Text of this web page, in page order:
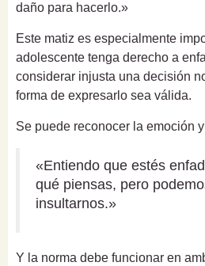
daño para hacerlo.»
Este matiz es especialmente
adolescente tenga derecho a
considerar injusta una decisión
forma de expresarlo sea válida.
Se puede reconocer la emoción
«Entiendo que estés
qué piensas, pero
insultarnos.»
Y la norma debe funcionar en